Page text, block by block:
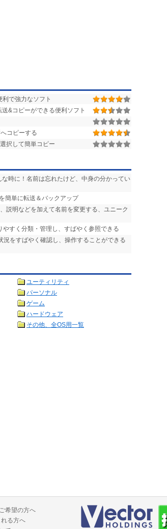
で強力なソフト
&コピーができる便利ソフト
コピーする
択して簡単コピー
時に！名前は忘れたけど、中身の分かってい
簡単に転送＆バックアップ
説明などを加えて名前を変更する、ユニーク
すく分類・管理し、すばやく参照できる
をすばやく確認し、操作することができる
ユーティリティ
パーソナル
ゲーム
ハードウェア
その他、全OS用一覧
希望の方へ
る方へ